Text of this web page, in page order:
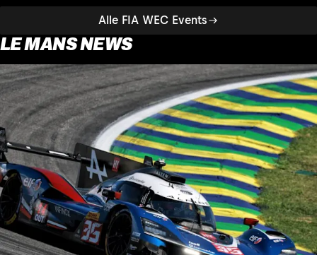
Alle FIA WEC Events
LE MANS NEWS